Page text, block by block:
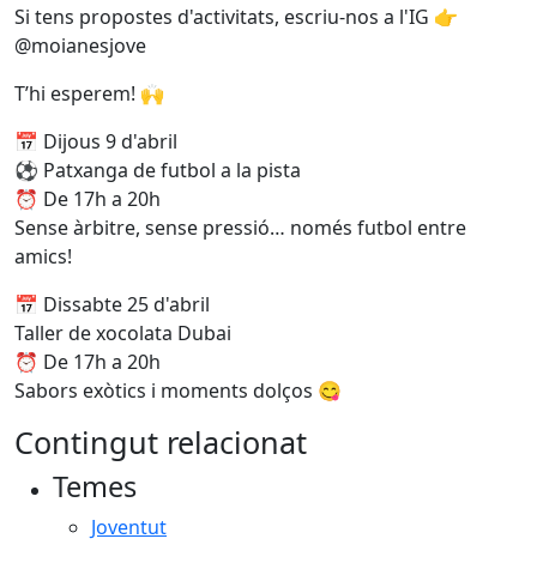
Si tens propostes d'activitats, escriu-nos a l'IG 👉
@moianesjove
T’hi esperem! 🙌
📅 Dijous 9 d'abril
⚽ Patxanga de futbol a la pista
⏰ De 17h a 20h
Sense àrbitre, sense pressió… només futbol entre
amics!
📅 Dissabte 25 d'abril
Taller de xocolata Dubai
⏰ De 17h a 20h
Sabors exòtics i moments dolços 😋
Contingut relacionat
Temes
Joventut